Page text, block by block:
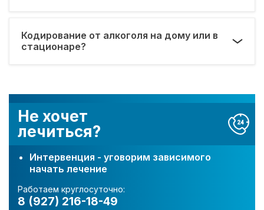
Не хочет
лечиться?
Интервенция - уговорим зависимого
начать лечение
Работаем круглосуточно:
8 (927) 216-18-49
Кодирование от алкоголя на дому или в
стационаре?